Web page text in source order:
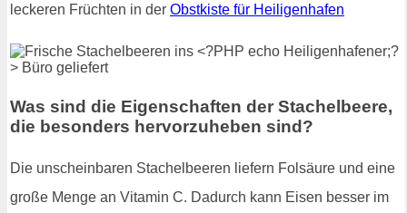
leckeren Früchten in der Obstkiste für Heiligenhafen
Was sind die Eigenschaften der Stachelbeere,
die besonders hervorzuheben sind?
Die unscheinbaren Stachelbeeren liefern Folsäure und eine
große Menge an Vitamin C. Dadurch kann Eisen besser im